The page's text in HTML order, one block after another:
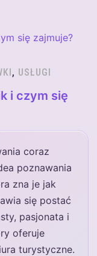
, USŁUGI
i czym się
coraz
poznawania
zna je jak
się postać
pasjonata i
oferuje
turystyczne.